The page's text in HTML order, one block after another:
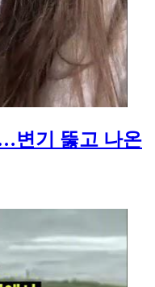
변기 뚫고 나온